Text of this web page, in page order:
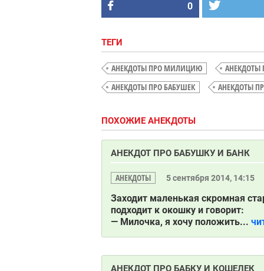
0
ТЕГИ
АНЕКДОТЫ ПРО МИЛИЦИЮ
АНЕКДОТЫ ПРО БАБУШЕК
АНЕКДОТЫ
ПОХОЖИЕ АНЕКДОТЫ
АНЕКДОТ ПРО БАБУШКУ И БАНК
АНЕКДОТЫ 5 сентября 2014, 14:15
Заходит маленькая скромная
подходит к окошку и говорит:
— Милочка, я хочу положить...
АНЕКДОТ ПРО БАБКУ И КОШЕЛЕК